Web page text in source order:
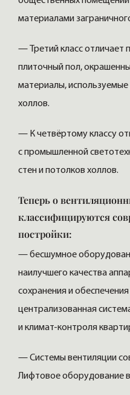
материалами
— Третий класс отличает
плиточный пол,
материалы,
холлов.
— К четвёртому классу
с промышленной
стен и потолков холлов.
Теперь о
классифицируются
постройки:
— бесшумное
наилучшего качества
сохранения и
централизованная
и климат-контроля
— Системы вентиляции
Лифтовое оборудование